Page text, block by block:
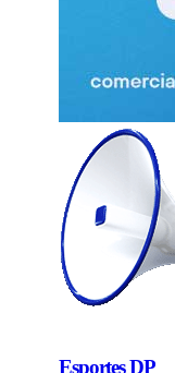
Esportes DP